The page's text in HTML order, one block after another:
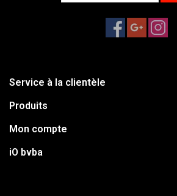
Service à la clientèle
Produits
Mon compte
iO bvba